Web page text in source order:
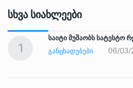
Სხვა Სიახლეები
1
საიტი მუშაობს სატესტო
ᲒᲐᲜᲪᲮᲐᲓᲔᲑᲔᲑᲘ
06/03/